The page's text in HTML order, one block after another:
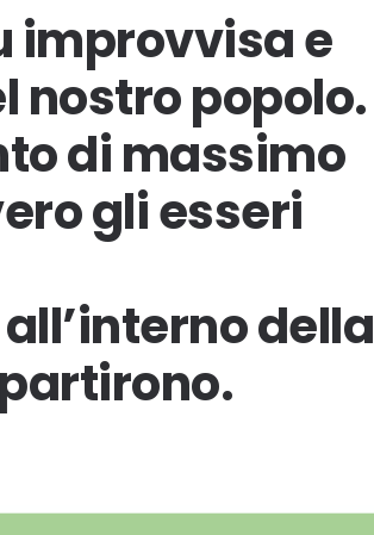
improvvisa e
nostro popolo.
di massimo
gli esseri
della